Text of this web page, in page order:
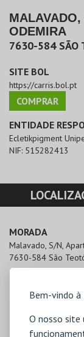
Bem-vindo à
O nosso site
ODEMIRA
7630-584 SÃO
SITE BOL
https://carris.bol.pt
COMPRAR
ENTIDADE
Ecletikpigment
NIF: 515282413
MORADA
Malavado, S/N,
7630-584 São